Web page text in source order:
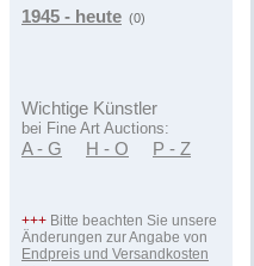
1945 - heute (0)
Wichtige Künstler
bei Fine Art Auctions:
A - G H - O P - Z
+++ Bitte beachten Sie unsere
Änderungen zur Angabe von
Endpreis und Versandkosten